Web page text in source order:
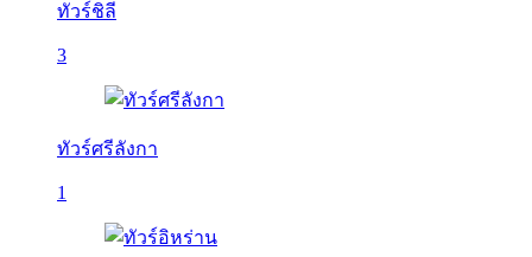
ทัวร์ชิลี
3
ทัวร์ศรีลังกา
1